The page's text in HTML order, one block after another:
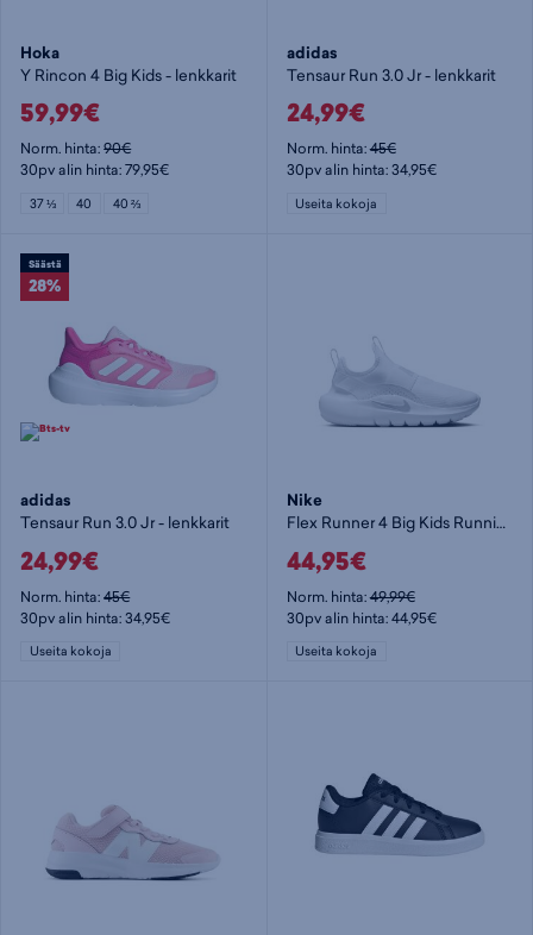
Hoka
Y Rincon 4 Big Kids - lenkkarit
59,99€
Norm. hinta:90€
30pv alin hinta: 79,95€
37 ⅓ 40 40 ⅔
adidas
Tensaur Run 3.0 Jr - lenkkarit
24,99€
Norm. hinta:45€
30pv alin hinta: 34,95€
Useita kokoja
Säästä
28%
adidas
Tensaur Run 3.0 Jr - lenkkarit
24,99€
Norm. hinta:45€
30pv alin hinta: 34,95€
Useita kokoja
Nike
Flex Runner 4 Big Kids Runnin - lenkkarit
44,95€
Norm. hinta:49,99€
30pv alin hinta: 44,95€
Useita kokoja